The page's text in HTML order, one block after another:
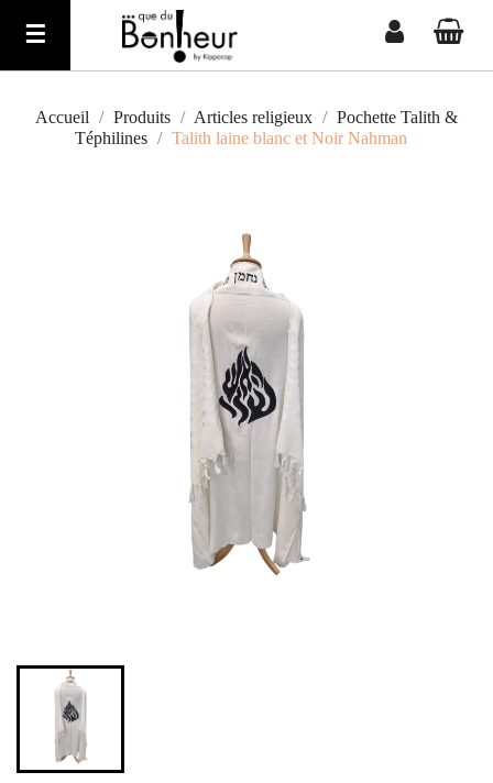
Basculer
☰
Accueil Produits Articles religieux
Pochette Talith &
Téphilines
Talith laine blanc et Noir Nahman